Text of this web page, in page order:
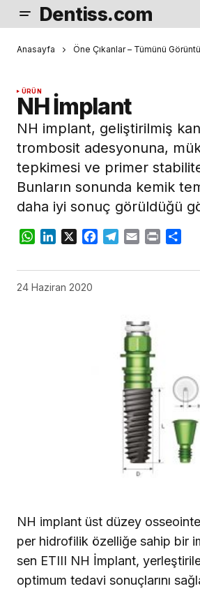
Dentiss.com
Anasayfa Öne Çıkanlar – Tümünü
ÜRÜN
NH İmplant
NH implant, geliştirilmiş
trombosit adesyonuna,
tepkimesi ve primer
Bunla­rın sonunda kemik
daha iyi sonuç görüldüğü
WhatsApp
LinkedIn
X Facebook
Telegram
Email Print
24 Haziran 2020
NH implant üst düzey
per hidrofilik özelliğe sahip bir
sen ETIII NH İmplant,
optimum tedavi sonuçlarını